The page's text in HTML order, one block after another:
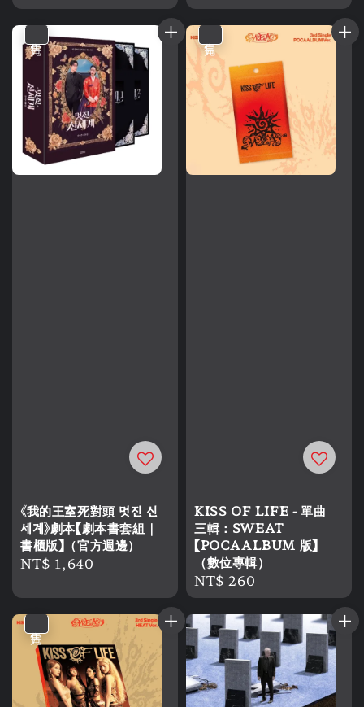
price
《我的王室死對頭 멋진 신
세계》劇本【劇本書套組｜
書櫃版】（官方週邊）
Regular
NT$ 1,640
KISS OF LIFE - 單曲
三輯：SWEAT
【POCAALBUM 版】
（數位專輯）
Regular
price
NT$ 260